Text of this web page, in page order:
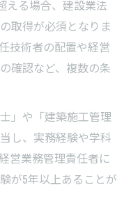
える場合、建設業法
取得が必須となりま
技術者の配置や経営
確認など、複数の条
」や「建築施工管理
し、実務経験や学科
営業務管理責任者に
が5年以上あることが